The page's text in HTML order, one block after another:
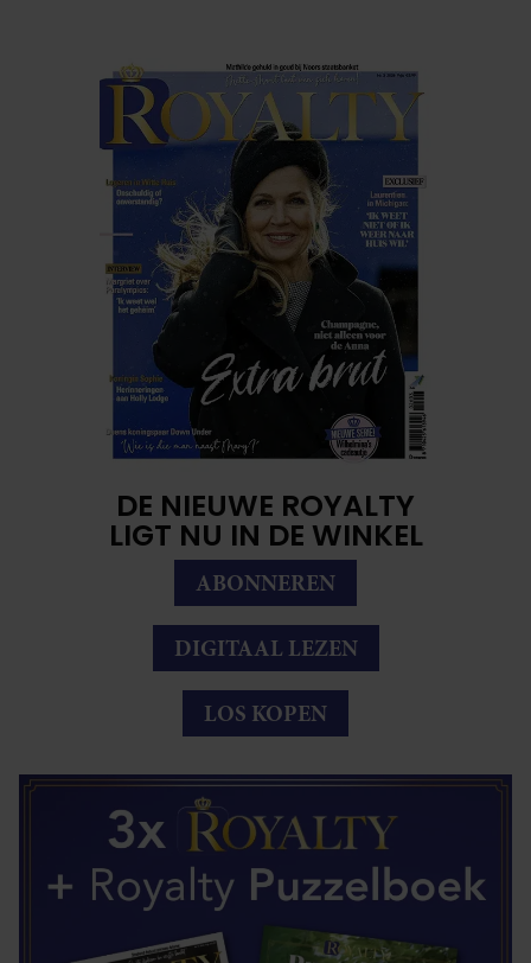
DE NIEUWE ROYALTY
LIGT NU IN DE WINKEL
ABONNEREN
DIGITAAL LEZEN
LOS KOPEN